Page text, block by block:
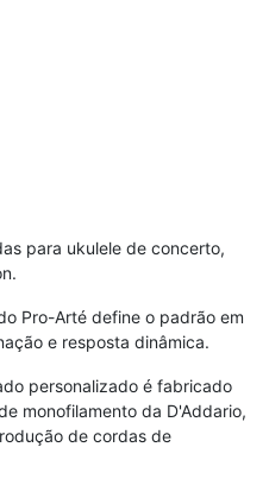
para ukulele de concerto,
Pro-Arté define o padrão em
e resposta dinâmica.
personalizado é fabricado
monofilamento da D'Addario,
de cordas de